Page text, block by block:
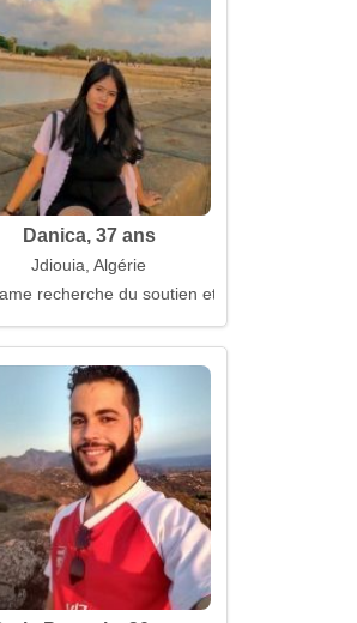
Danica, 37 ans
Jdiouia, Algérie
recherche du soutien et de vrais câlins